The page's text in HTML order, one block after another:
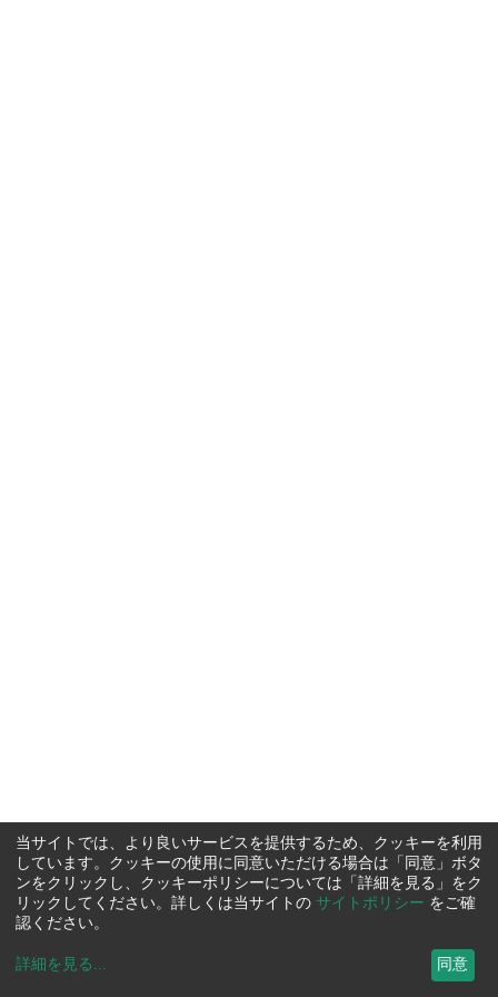
当サイトでは、より良いサービスを提供するため、クッキーを利用
しています。クッキーの使用に同意いただける場合は「同意」ボタ
ンをクリックし、クッキーポリシーについては「詳細を見る」をク
リックしてください。詳しくは当サイトの サイトポリシー をご確
認ください。
詳細を見る ... 同意